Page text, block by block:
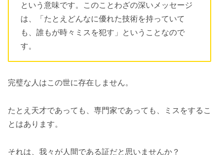
という意味です。このことわざの深いメッセージ
は、「たとえどんなに優れた技術を持っていて
も、誰もが時々ミスを犯す」ということなので
す。
完璧な人はこの世に存在しません。
たとえ天才であっても、専門家であっても、ミスをするこ
とはあります。
それは、我々が人間である証だと思いませんか？